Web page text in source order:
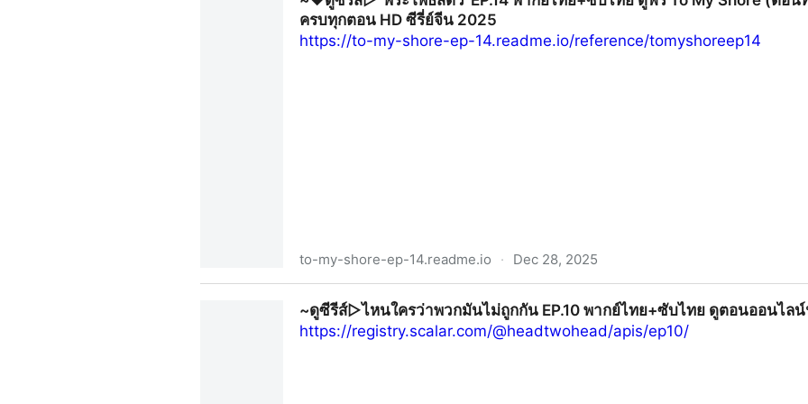
ครบทุกตอน HD ซีรี่ย์จีน 2025
https://to-my-shore-ep-14.readme.io/reference/tomyshoreep14
to-my-shore-ep-14.readme.io · Dec 28, 2025
~ดูซีรีส์▷ไหนใครว่าพวกมันไม่ถูกกัน EP.10 พากย์ไทย+ซับไทย ดูตอนออนไลน์
https://registry.scalar.com/@headtwohead/apis/ep10/